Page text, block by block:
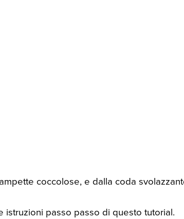
coccolose, e dalla coda
istruzioni passo passo di questo tutorial.